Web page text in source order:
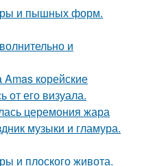
и пышных форм.
и
корейские
от его визуала.
церемония жара
музыки и гламура.
и плоского живота.